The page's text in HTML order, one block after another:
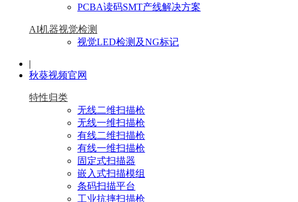
PCBA读码SMT产线解决方案
AI机器视觉检测
视觉LED检测及NG标记
|
秋葵视频官网
特性归类
无线二维扫描枪
无线一维扫描枪
有线二维扫描枪
有线一维扫描枪
固定式扫描器
嵌入式扫描模组
条码扫描平台
工业抗摔扫描枪